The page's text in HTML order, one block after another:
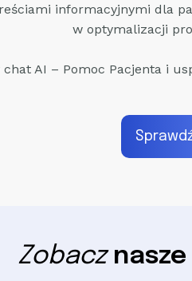
informacyjnymi dla
w optymalizacji
AI – Pomoc Pacjenta i
Zobacznasze